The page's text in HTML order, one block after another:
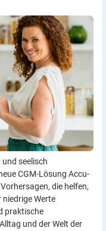
seelisch
CGM-Lösung Accu-
die helfen,
Werte
praktische
und der Welt der